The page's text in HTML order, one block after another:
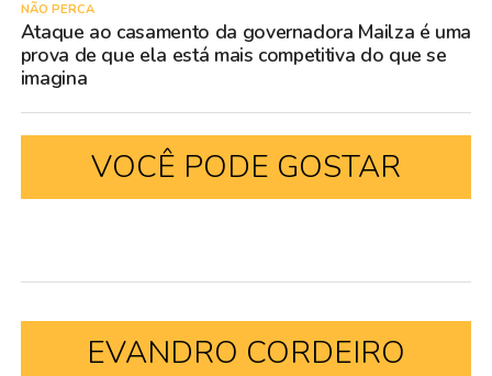
NÃO PERCA
Ataque ao casamento da governadora Mailza é uma
prova de que ela está mais competitiva do que se
imagina
VOCÊ PODE GOSTAR
EVANDRO CORDEIRO